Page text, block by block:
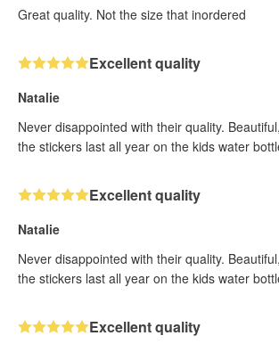
Great quality. Not the size that inordered
Excellent quality
Natalie
Never disappointed with their quality.
the stickers last all year on the kids water
Excellent quality
Natalie
Never disappointed with their quality.
the stickers last all year on the kids water
Excellent quality